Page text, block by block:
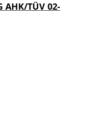
AHK/TÜV 02-